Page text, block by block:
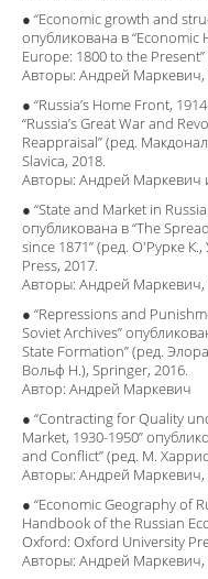
● “Economic growth and
опубликована в “Economic
Europe: 1800 to the
Авторы: Андрей Маркевич,
● “Russia’s Home Front,
“Russia’s Great War and
Reappraisal” (ред.
Slavica, 2018.
Авторы: Андрей Маркевич
● “State and Market in
опубликована в “The
since 1871” (ред. О'Рурке
Press, 2017.
Авторы: Андрей
● “Repressions and
Soviet Archives”
State Formation” (ред.
Вольф Н.), Springer, 2016.
Автор: Андрей Маркевич
● “Contracting for Quality
Market, 1930-1950”
and Conflict” (ред. М.
Авторы: Андрей
● “Economic Geography of
Handbook of the Russian
Oxford: Oxford University
Авторы: Андрей Маркевич,